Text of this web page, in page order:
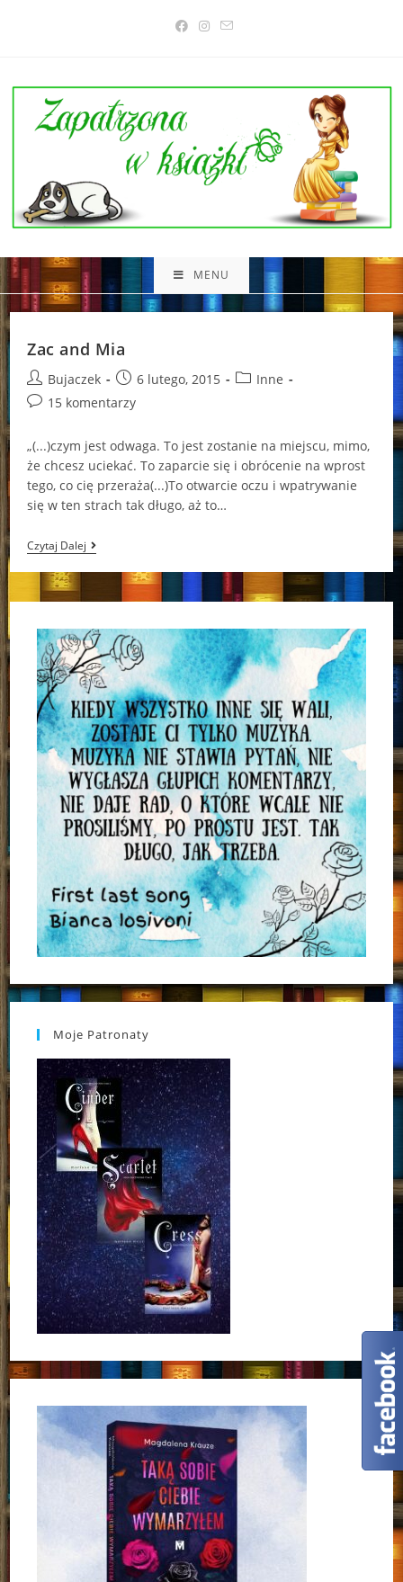
MENU
Zac and Mia
Post
author:
Bujaczek
Post
published:
6 lutego, 2015
PostInne
Post15 komentarzy
„(...)czym jest odwaga. To jest zostanie na miejscu, mimo,
że chcesz uciekać. To zaparcie się i obrócenie na wprost
tego, co cię przeraża(...)To otwarcie oczu i wpatrywanie
się w ten strach tak długo, aż to…
Czytaj DalejZac
And
Mia
Moje Patronaty